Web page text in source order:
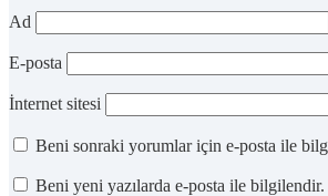
Ad
E-posta
İnternet sitesi
Beni sonraki yorumlar için e-posta ile
Beni yeni yazılarda e-posta ile bilgilendir.